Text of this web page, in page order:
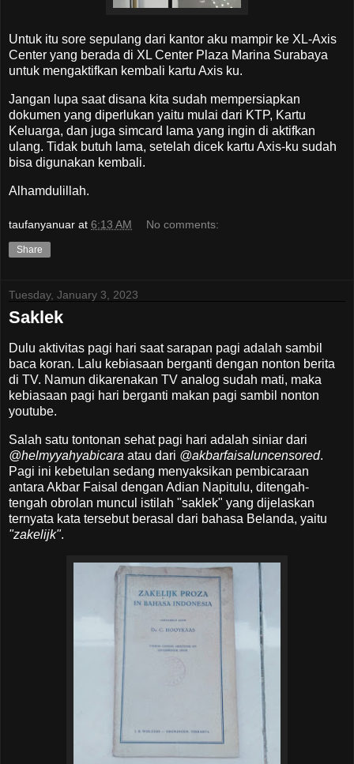
Untuk itu sore sepulang dari kantor aku mampir ke XL-Axis
Center yang berada di XL Center Plaza Marina Surabaya
untuk mengaktifkan kembali kartu Axis ku.
Jangan lupa saat disana kita sudah mempersiapkan
dokumen yang diperlukan yaitu mulai dari KTP, Kartu
Keluarga, dan juga simcard lama yang ingin di aktifkan
ulang. Tidak butuh lama, setelah dicek kartu Axis-ku sudah
bisa digunakan kembali.
Alhamdulillah.
taufanyanuar at 6:13 AM No comments:
Share
Tuesday, January 3, 2023
Saklek
Dulu aktivitas pagi hari saat sarapan pagi adalah sambil
baca koran. Lalu kebiasaan berganti dengan nonton berita
di TV. Namun dikarenakan TV analog sudah mati, maka
kebiasaan pagi hari berganti makan pagi sambil nonton
youtube.
Salah satu tontonan sehat pagi hari adalah siniar dari
@helmyyahyabicara atau dari @akbarfaisaluncensored.
Pagi ini kebetulan sedang menyaksikan pembicaraan
antara Akbar Faisal dengan Adian Napitulu, ditengah-
tengah obrolan muncul istilah "saklek" yang dijelaskan
ternyata kata tersebut berasal dari bahasa Belanda, yaitu
"zakelijk".